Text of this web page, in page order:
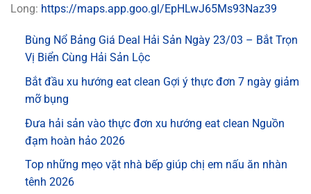
Long: https://maps.app.goo.gl/EpHLwJ65Ms93Naz39
Bùng Nổ Bảng Giá Deal Hải Sản Ngày 23/03 – Bắt Trọn
Vị Biển Cùng Hải Sản Lộc
Bắt đầu xu hướng eat clean Gợi ý thực đơn 7 ngày giảm
mỡ bụng
Đưa hải sản vào thực đơn xu hướng eat clean Nguồn
đạm hoàn hảo 2026
Top những mẹo vặt nhà bếp giúp chị em nấu ăn nhàn
tênh 2026